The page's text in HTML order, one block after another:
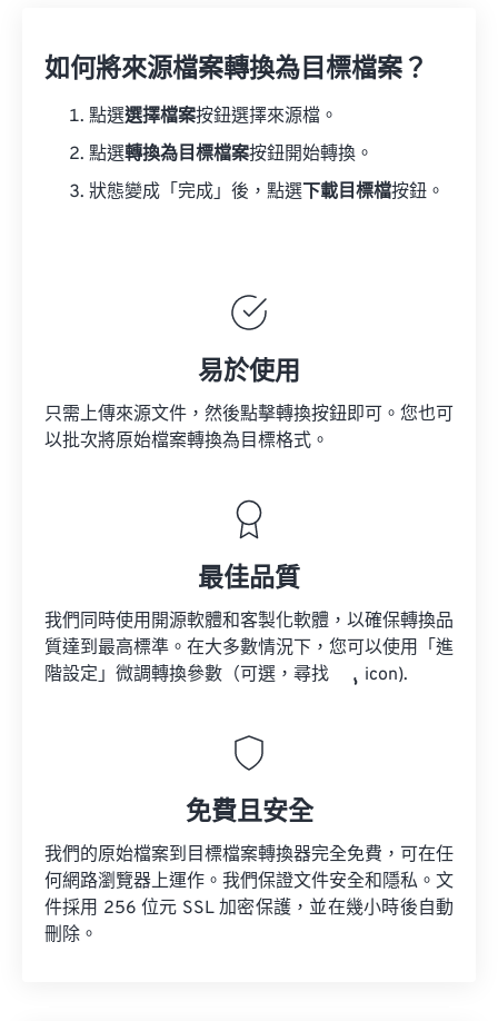
如何將來源檔案轉換為目標檔案？
點選選擇檔案按鈕選擇來源檔。
點選轉換為目標檔案按鈕開始轉換。
狀態變成「完成」後，點選 下載目標檔按鈕。
易於使用
只需上傳來源文件，然後點擊轉換按鈕即可。您也可
以批次將原始檔案轉換為目標格式。
最佳品質
我們同時使用開源軟體和客製化軟體，以確保轉換品
質達到最高標準。在大多數情況下，您可以使用「進
階設定」微調轉換參數（可選，尋找
icon).
免費且安全
我們的原始檔案到目標檔案轉換器完全免費，可在任
何網路瀏覽器上運作。我們保證文件安全和隱私。文
件採用 256 位元 SSL 加密保護，並在幾小時後自動
刪除。